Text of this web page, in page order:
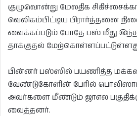
குழுவொன்று மேலதிக
வெலிகம்பிட்டிய பிரார்த்தனை
வைக்கப்படும் போதே பஸ் மீது இந்த
தாக்குதல்
பின்னர் பஸ்ஸில் பயணித்த
வேண்டுகோளின் பேரில்
அவர்களை மீண்டும் ஜாஎல
வைத்தனர்.